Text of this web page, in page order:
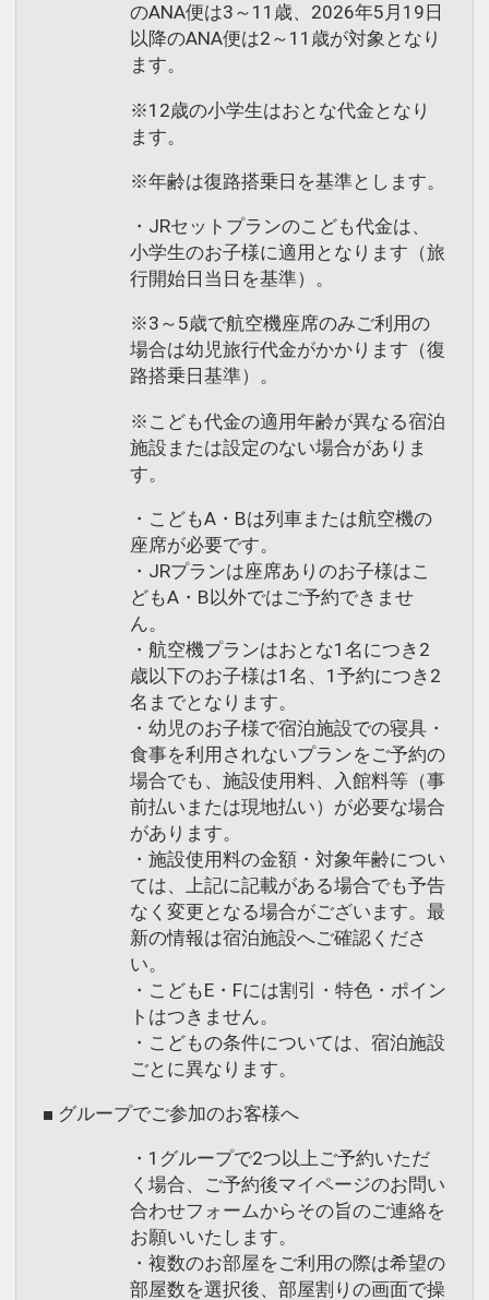
のANA便は3～11歳、2026年5月19日
以降のANA便は2～11歳が対象となり
ます。
※12歳の小学生はおとな代金となり
ます。
※年齢は復路搭乗日を基準とします。
・JRセットプランのこども代金は、
小学生のお子様に適用となります（旅
行開始日当日を基準）。
※3～5歳で航空機座席のみご利用の
場合は幼児旅行代金がかかります（復
路搭乗日基準）。
※こども代金の適用年齢が異なる宿泊
施設または設定のない場合がありま
す。
・こどもA・Bは列車または航空機の
座席が必要です。
・JRプランは座席ありのお子様はこ
どもA・B以外ではご予約できませ
ん。
・航空機プランはおとな1名につき2
歳以下のお子様は1名、1予約につき2
名までとなります。
・幼児のお子様で宿泊施設での寝具・
食事を利用されないプランをご予約の
場合でも、施設使用料、入館料等（事
前払いまたは現地払い）が必要な場合
があります。
・施設使用料の金額・対象年齢につい
ては、上記に記載がある場合でも予告
なく変更となる場合がございます。最
新の情報は宿泊施設へご確認くださ
い。
・こどもE・Fには割引・特色・ポイン
トはつきません。
・こどもの条件については、宿泊施設
ごとに異なります。
■ グループでご参加のお客様へ
・1グループで2つ以上ご予約いただ
く場合、ご予約後マイページのお問い
合わせフォームからその旨のご連絡を
お願いいたします。
・複数のお部屋をご利用の際は希望の
部屋数を選択後、部屋割りの画面で操